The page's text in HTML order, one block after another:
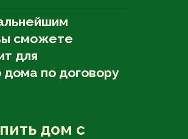
сможете
для
дома по договору
дом с